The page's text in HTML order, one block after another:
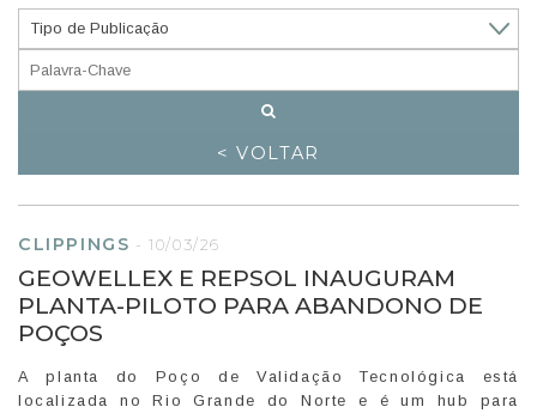
< VOLTAR
CLIPPINGS -10/03/26
GEOWELLEX E REPSOL INAUGURAM
PLANTA-PILOTO PARA ABANDONO DE
POÇOS
A planta do Poço de Validação Tecnológica está
localizada no Rio Grande do Norte e é um hub para